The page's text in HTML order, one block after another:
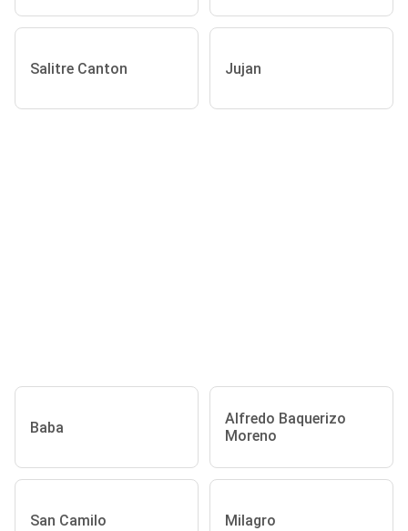
Salitre Canton Jujan
Baba
Alfredo Baquerizo
Moreno
San Camilo Milagro